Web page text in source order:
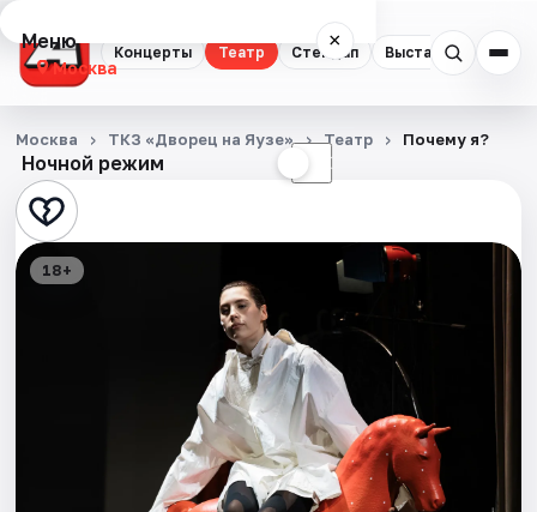
Концерты Театр Стендап Выставки
Меню ×
Москва
Концерты
Театр
Стендап
Ночной режим ☾
Москва ТКЗ «Дворец на Яузе» Театр Почему я?
18+